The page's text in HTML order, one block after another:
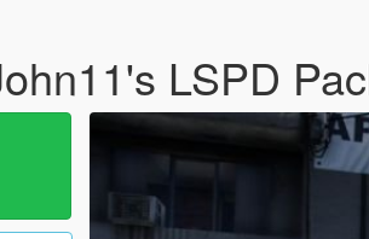
LSPD